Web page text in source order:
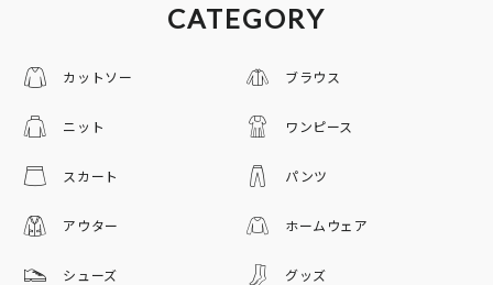
CATEGORY
カットソー ブラウス
ニット ワンピース
スカート パンツ
アウター ホームウェア
シューズ グッズ